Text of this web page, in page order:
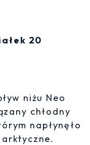
20
niżu Neo
chłodny
napłynęło